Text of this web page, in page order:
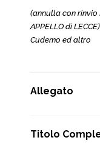
(annulla con rinvio
APPELLO di
Cudemo ed altro
Allegato
Titolo